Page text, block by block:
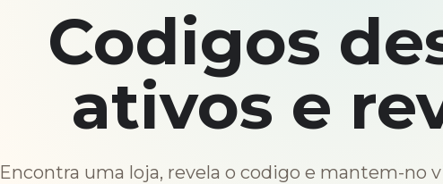
Codigos
ativos e
Encontra uma loja, revela o codigo e mantem-no